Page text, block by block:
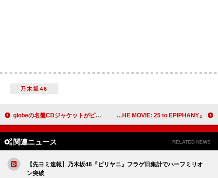
乃木坂46
globeの名盤CDジャケットがピンズカプセルトイに POPUPイベントも開催 『UVERworld THE MOVIE: 25 to EPIPHANY』メイキング映像の第1弾＆場面写真が解禁
関連ニュース RELATED NEWS
【先ヨミ速報】乃木坂46『ビリヤニ』フラゲ日集計でハーフミリオ
ン突破